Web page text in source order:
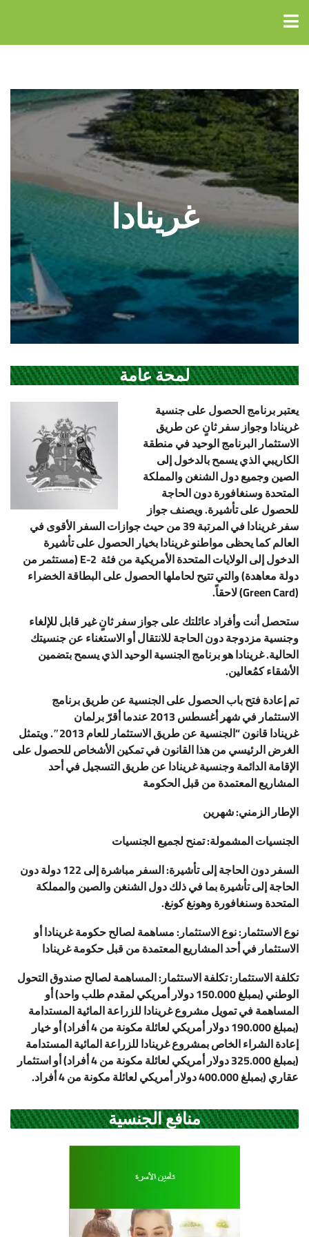
غرينادا
لمحة عامة
يعتبر برنامج الحصول على جنسية
غرينادا وجواز سفر ثانٍ عن طريق
الاستثمار البرنامج الوحيد في منطقة
الكاريبي الذي يسمح بالدخول إلى
الصين وجميع دول الشنغن والمملكة
المتحدة وسنغافورة دون الحاجة
للحصول على تأشيرة. ويصنف جواز
سفر غرينادا في المرتبة 39 من حيث جوازات السفر الأقوى في
العالم كما يحظى مواطنو غرينادا بخيار الحصول على تأشيرة
الدخول إلى الولايات المتحدة الأمريكية من فئة
مستثمر من
دولة معاهدة) والتي تتيح لحاملها الحصول على البطاقة الخضراء
(Green Card)
لاحقاً.
ستحصل أنت وأفراد عائلتك على جواز سفر ثانٍ غير قابل للإلغاء
وجنسية مزدوجة دون الحاجة للانتقال أو الاستغناء عن جنسيتك
الحالية. غرينادا هو برنامج الجنسية الوحيد الذي يسمح بتضمين
الأشقاء كمُعالين.
تم إعادة فتح باب الحصول على الجنسية عن طريق برنامج
الاستثمار في شهر أغسطس 2013 عندما أقرّ
برلمان
غريناداقانون“
الجنسية عن طريق الاستثمار للعام 2013″. ويتمثل
الغرض الرئيسي من هذا القانون فيتمكين الأشخاص للحصول على
الإقامة الدائمة وجنسية غرينادا عن طريق التسجيل في أحد
المشاريع المعتمدة من قبل الحكومة
الإطار الزمني:شهرين
الجنسيات المشمولة:تمنح لجميع الجنسيات
السفر دون الحاجة إلى تأشيرة:
السفر مباشرة إلى 122 دولة دون
الحاجة إلى تأشيرة بما في ذلك دول الشنغن والصين والمملكة
المتحدة وسنغافورة وهونغ كونغ.
نوع الاستثمار:نوع الاستثمار: مساهمة لصالح حكومة غرينادا أو
الاستثمار في أحد المشاريع المعتمدة من قبل حكومة غرينادا
تكلفة الاستثمار:تكلفة الاستثمار: المساهمة لصالح صندوق التحول
الوطني (بمبلغ 150.000 دولار أمريكي لمقدم طلب واحد) أو
المساهمة في تمويل مشروع غرينادا للزراعة المائية المستدامة
(بمبلغ 190.000 دولار أمريكي لعائلة مكونة من 4 أفراد) أو خيار
إعادة الشراء الخاص بمشروع غرينادا للزراعة المائية المستدامة
(بمبلغ 325.000 دولار أمريكي لعائلة مكونة من 4 أفراد) أو استثمار
عقاري (بمبلغ 400.000 دولار أمريكي لعائلة مكونة من 4 أفراد.
منافع الجنسية